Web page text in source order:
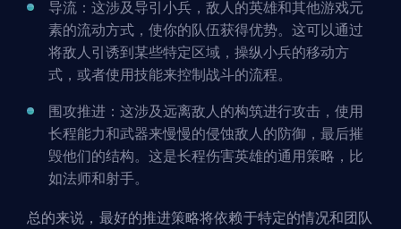
导流 ：这涉及导引小兵，敌人的英雄和其他游戏元
素的流动方式，使你的队伍获得优势。这可以通过
将敌人引诱到某些特定区域，操纵小兵的移动方
式，或者使用技能来控制战斗的流程。
围攻推进：这涉及远离敌人的构筑进行攻击，使用
长程能力和武器来慢慢的侵蚀敌人的防御，最后摧
毁他们的结构。这是长程伤害英雄的通用策略，比
如法师和射手。
总的来说，最好的推进策略将依赖于特定的情况和团队